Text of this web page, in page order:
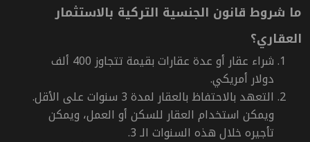
ما شروط قانون الجنسية التركية بالاستثمار
العقاري؟
شراء عقار أو عدة عقارات بقيمة تتجاوز 400 ألف
دولار أمريكي.
التعهد بالاحتفاظ بالعقار لمدة 3 سنوات على الأقل.
ويمكن استخدام العقار للسكن أو العمل، ويمكن
تأجيره خلال هذه السنوات الـ 3.